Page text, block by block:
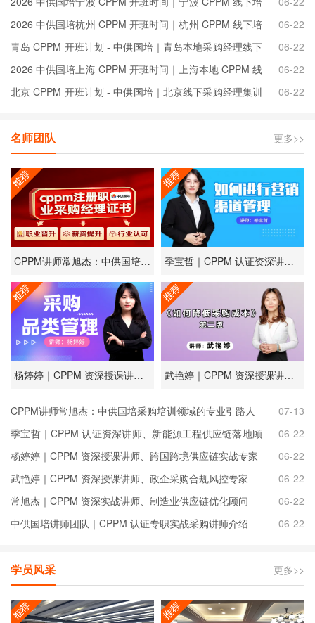
训定点考点安排
2026 中供国培杭州 CPPM 开班时间｜杭州 CPPM 线下培
训定点考点安排
06-22
青岛 CPPM 开班计划 - 中供国培｜青岛本地采购经理线下
集训统考排期
06-22
2026 中供国培上海 CPPM 开班时间｜上海本地 CPPM 线
下培训考点安排
06-22
北京 CPPM 开班计划 - 中供国培｜北京线下采购经理集训
06-22
名师团队 更多>>
CPPM讲师常旭杰：中供国培采购培训领域的专业引路人 季宝哲｜CPPM 认证资深讲师、新能源工程供应链落地顾问
杨婷婷｜CPPM 资深授课讲师、跨国跨境供应链实战专家 武艳婷｜CPPM 资深授课讲师、政企采购合规风控专家
CPPM讲师常旭杰：中供国培采购培训领域的专业引路人
07-13
季宝哲｜CPPM 认证资深讲师、新能源工程供应链落地顾
问
06-22
杨婷婷｜CPPM 资深授课讲师、跨国跨境供应链实战专家
06-22
武艳婷｜CPPM 资深授课讲师、政企采购合规风控专家
06-22
常旭杰｜CPPM 资深实战讲师、制造业供应链优化顾问
06-22
中供国培讲师团队｜CPPM 认证专职实战采购讲师介绍
06-22
学员风采 更多>>